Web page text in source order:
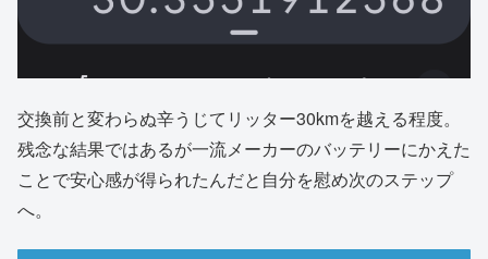
交換前と変わらぬ辛うじてリッター30kmを越える程度。
残念な結果ではあるが一流メーカーのバッテリーにかえた
ことで安心感が得られたんだと自分を慰め次のステップ
へ。